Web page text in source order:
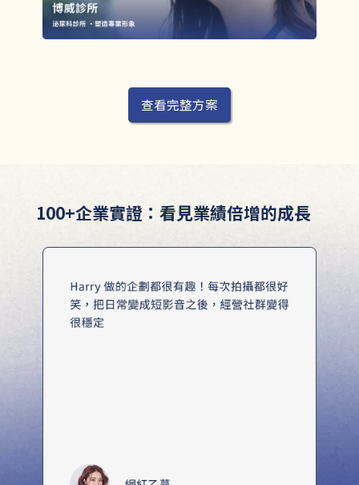
查看完整方案
100+企業實證：看見業績倍增的成長